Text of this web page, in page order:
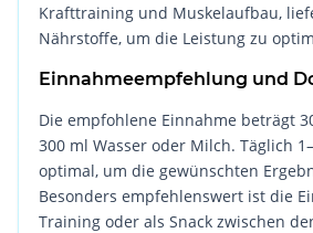
Krafttraining und Muskelaufbau,
Nährstoffe, um die Leistung zu
Einnahmeempfehlung und
Die empfohlene Einnahme beträgt
300 ml Wasser oder Milch. Täglich
optimal, um die gewünschten
Besonders empfehlenswert ist die
Training oder als Snack zwischen